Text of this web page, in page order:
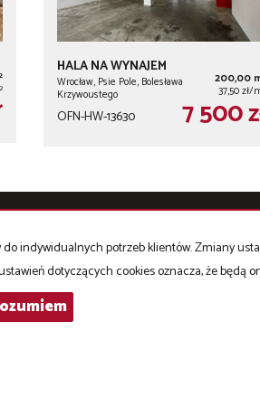
2
HALA NA WYNAJEM
Wrocław, Psie Pole, Bolesława
Krzywoustego
200,00
37,50 zł/
OFN-HW-13630 7 500
Halena wynajem
KLOUD, LUMAFLEX wynajem od 2
indywidualnych potrzeb klientów. Zmiany
dotyczących cookies oznacza, że będą